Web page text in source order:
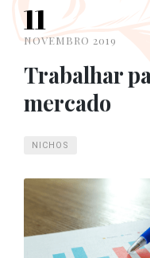
11
NOVEMBRO 2019
Trabalhar
mercado
NICHOS